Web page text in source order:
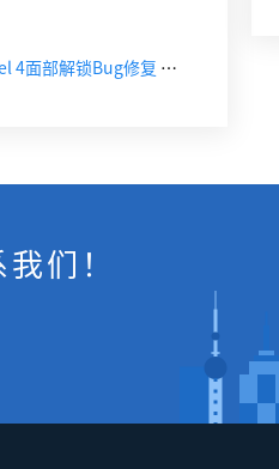
【下一篇】新版Android 11推送：谷歌Pixel 4面部解锁Bug修复 录屏功能升级
们！